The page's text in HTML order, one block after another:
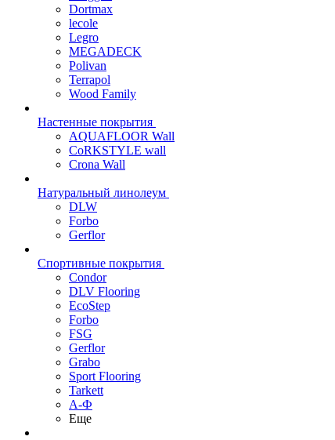
Dortmax
lecole
Legro
MEGADECK
Polivan
Terrapol
Wood Family
Настенные покрытия
AQUAFLOOR Wall
CoRKSTYLE wall
Crona Wall
Натуральный линолеум
DLW
Forbo
Gerflor
Спортивные покрытия
Condor
DLV Flooring
EcoStep
Forbo
FSG
Gerflor
Grabo
Sport Flooring
Tarkett
А-Ф
Еще